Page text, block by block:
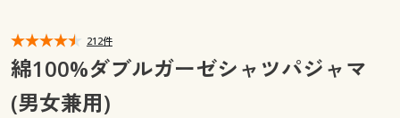
マイページ
閲覧履歴
閲覧履歴
お気に入り
212件
綿100%ダブルガーゼシャツパジャマ
(男女兼用)